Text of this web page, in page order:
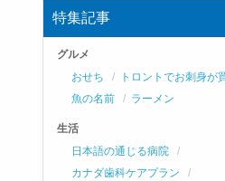
特集記事
グルメ
おせち
トロントでお刺身が
魚の名前
ラーメン
生活
日本語の通じる病院
カナダ歯科ケアプラン